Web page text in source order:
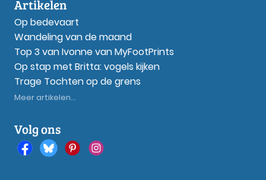
Artikelen
Op bedevaart
Wandeling van de maand
Top 3 van Ivonne van MyFootPrints
Op stap met Britta: vogels kijken
Trage Tochten op de grens
Meer artikelen...
Volg ons